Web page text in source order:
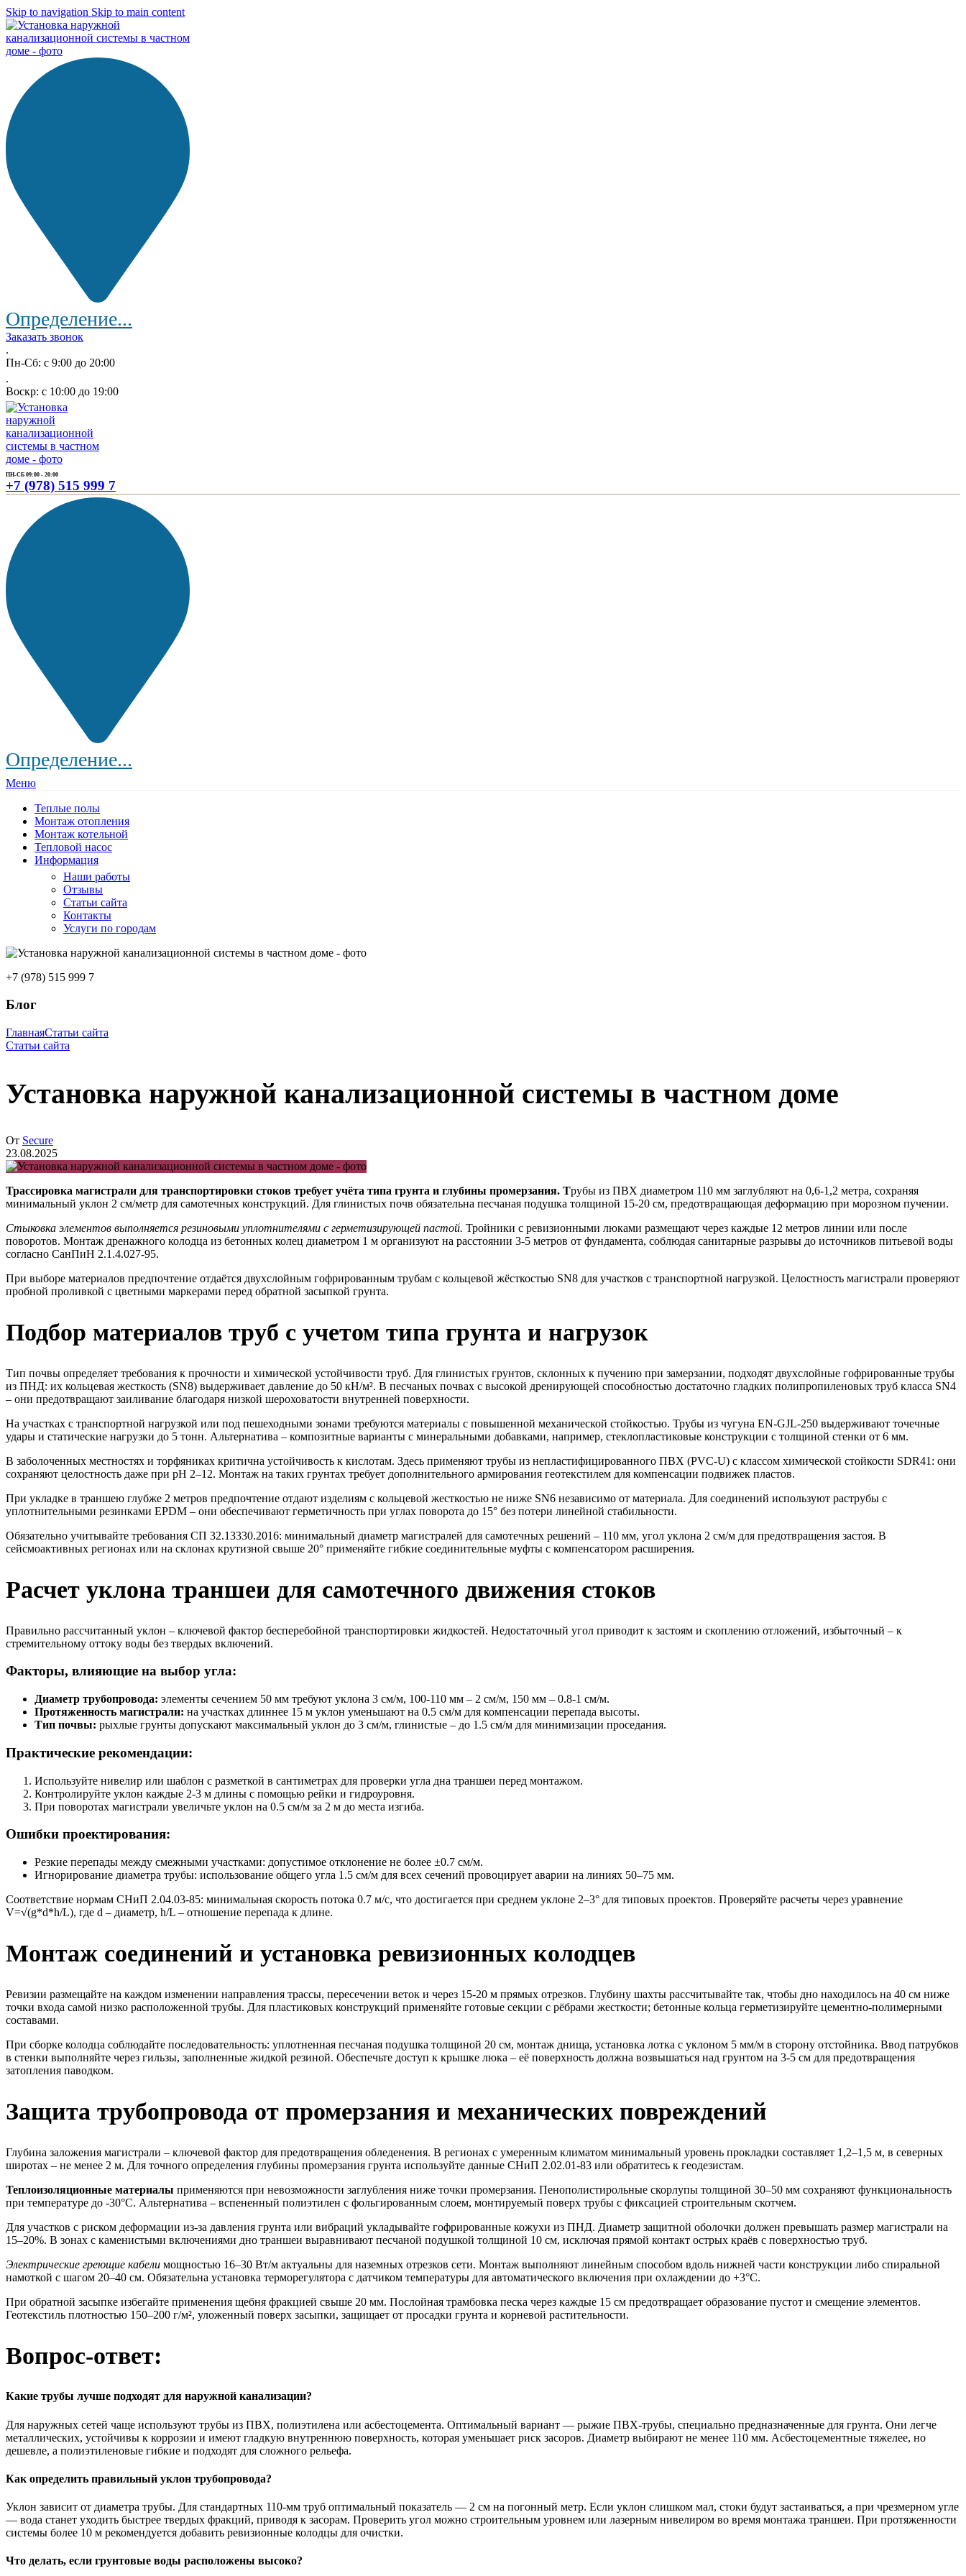
Skip to navigation Skip to main content
Определение...
Заказать звонок
.
Пн-Сб: с 9:00 до 20:00
.
Воскр: с 10:00 до 19:00
ПН-СБ 09:00 - 20:00
+7 (978) 515 999 7
Определение...
Меню
Теплые полы
Монтаж отопления
Монтаж котельной
Тепловой насос
Информация
Наши работы
Отзывы
Статьи сайта
Контакты
Услуги по городам
+7 (978) 515 999 7
Блог
ГлавнаяСтатьи сайта
Статьи сайта
Установка наружной канализационной системы в частном доме
От Secure
23.08.2025
Трассировка магистрали для транспортировки стоков требует учёта типа грунта и глубины промерзания. Трубы из ПВХ диаметром 110 мм заглубляют на 0,6-1,2 метра, сохраняя
минимальный уклон 2 см/метр для самотечных конструкций. Для глинистых почв обязательна песчаная подушка толщиной 15-20 см, предотвращающая деформацию при морозном пучении.
Стыковка элементов выполняется резиновыми уплотнителями с герметизирующей пастой. Тройники с ревизионными люками размещают через каждые 12 метров линии или после
поворотов. Монтаж дренажного колодца из бетонных колец диаметром 1 м организуют на расстоянии 3-5 метров от фундамента, соблюдая санитарные разрывы до источников питьевой воды
согласно СанПиН 2.1.4.027-95.
При выборе материалов предпочтение отдаётся двухслойным гофрированным трубам с кольцевой жёсткостью SN8 для участков с транспортной нагрузкой. Целостность магистрали проверяют
пробной проливкой с цветными маркерами перед обратной засыпкой грунта.
Подбор материалов труб с учетом типа грунта и нагрузок
Тип почвы определяет требования к прочности и химической устойчивости труб. Для глинистых грунтов, склонных к пучению при замерзании, подходят двухслойные гофрированные трубы
из ПНД: их кольцевая жесткость (SN8) выдерживает давление до 50 кН/м². В песчаных почвах с высокой дренирующей способностью достаточно гладких полипропиленовых труб класса SN4
– они предотвращают заиливание благодаря низкой шероховатости внутренней поверхности.
На участках с транспортной нагрузкой или под пешеходными зонами требуются материалы с повышенной механической стойкостью. Трубы из чугуна EN-GJL-250 выдерживают точечные
удары и статические нагрузки до 5 тонн. Альтернатива – композитные варианты с минеральными добавками, например, стеклопластиковые конструкции с толщиной стенки от 6 мм.
В заболоченных местностях и торфяниках критична устойчивость к кислотам. Здесь применяют трубы из непластифицированного ПВХ (PVC-U) с классом химической стойкости SDR41: они
сохраняют целостность даже при pH 2–12. Монтаж на таких грунтах требует дополнительного армирования геотекстилем для компенсации подвижек пластов.
При укладке в траншею глубже 2 метров предпочтение отдают изделиям с кольцевой жесткостью не ниже SN6 независимо от материала. Для соединений используют раструбы с
уплотнительными резинками EPDM – они обеспечивают герметичность при углах поворота до 15° без потери линейной стабильности.
Обязательно учитывайте требования СП 32.13330.2016: минимальный диаметр магистралей для самотечных решений – 110 мм, угол уклона 2 см/м для предотвращения застоя. В
сейсмоактивных регионах или на склонах крутизной свыше 20° применяйте гибкие соединительные муфты с компенсатором расширения.
Расчет уклона траншеи для самотечного движения стоков
Правильно рассчитанный уклон – ключевой фактор бесперебойной транспортировки жидкостей. Недостаточный угол приводит к застоям и скоплению отложений, избыточный – к
стремительному оттоку воды без твердых включений.
Факторы, влияющие на выбор угла:
Диаметр трубопровода: элементы сечением 50 мм требуют уклона 3 см/м, 100-110 мм – 2 см/м, 150 мм – 0.8-1 см/м.
Протяженность магистрали: на участках длиннее 15 м уклон уменьшают на 0.5 см/м для компенсации перепада высоты.
Тип почвы: рыхлые грунты допускают максимальный уклон до 3 см/м, глинистые – до 1.5 см/м для минимизации проседания.
Практические рекомендации:
Используйте нивелир или шаблон с разметкой в сантиметрах для проверки угла дна траншеи перед монтажом.
Контролируйте уклон каждые 2-3 м длины с помощью рейки и гидроуровня.
При поворотах магистрали увеличьте уклон на 0.5 см/м за 2 м до места изгиба.
Ошибки проектирования:
Резкие перепады между смежными участками: допустимое отклонение не более ±0.7 см/м.
Игнорирование диаметра трубы: использование общего угла 1.5 см/м для всех сечений провоцирует аварии на линиях 50–75 мм.
Соответствие нормам СНиП 2.04.03-85: минимальная скорость потока 0.7 м/с, что достигается при среднем уклоне 2–3° для типовых проектов. Проверяйте расчеты через уравнение
V=√(g*d*h/L), где d – диаметр, h/L – отношение перепада к длине.
Монтаж соединений и установка ревизионных колодцев
Ревизии размещайте на каждом изменении направления трассы, пересечении веток и через 15-20 м прямых отрезков. Глубину шахты рассчитывайте так, чтобы дно находилось на 40 см ниже
точки входа самой низко расположенной трубы. Для пластиковых конструкций применяйте готовые секции с рёбрами жесткости; бетонные кольца герметизируйте цементно-полимерными
составами.
При сборке колодца соблюдайте последовательность: уплотненная песчаная подушка толщиной 20 см, монтаж днища, установка лотка с уклоном 5 мм/м в сторону отстойника. Ввод патрубков
в стенки выполняйте через гильзы, заполненные жидкой резиной. Обеспечьте доступ к крышке люка – её поверхность должна возвышаться над грунтом на 3-5 см для предотвращения
затопления паводком.
Защита трубопровода от промерзания и механических повреждений
Глубина заложения магистрали – ключевой фактор для предотвращения обледенения. В регионах с умеренным климатом минимальный уровень прокладки составляет 1,2–1,5 м, в северных
широтах – не менее 2 м. Для точного определения глубины промерзания грунта используйте данные СНиП 2.02.01-83 или обратитесь к геодезистам.
Теплоизоляционные материалы применяются при невозможности заглубления ниже точки промерзания. Пенополистирольные скорлупы толщиной 30–50 мм сохраняют функциональность
при температуре до -30°C. Альтернатива – вспененный полиэтилен с фольгированным слоем, монтируемый поверх трубы с фиксацией строительным скотчем.
Для участков с риском деформации из-за давления грунта или вибраций укладывайте гофрированные кожухи из ПНД. Диаметр защитной оболочки должен превышать размер магистрали на
15–20%. В зонах с каменистыми включениями дно траншеи выравнивают песчаной подушкой толщиной 10 см, исключая прямой контакт острых краёв с поверхностью труб.
Электрические греющие кабели мощностью 16–30 Вт/м актуальны для наземных отрезков сети. Монтаж выполняют линейным способом вдоль нижней части конструкции либо спиральной
намоткой с шагом 20–40 см. Обязательна установка терморегулятора с датчиком температуры для автоматического включения при охлаждении до +3°C.
При обратной засыпке избегайте применения щебня фракцией свыше 20 мм. Послойная трамбовка песка через каждые 15 см предотвращает образование пустот и смещение элементов.
Геотекстиль плотностью 150–200 г/м², уложенный поверх засыпки, защищает от просадки грунта и корневой растительности.
Вопрос-ответ:
Какие трубы лучше подходят для наружной канализации?
Для наружных сетей чаще используют трубы из ПВХ, полиэтилена или асбестоцемента. Оптимальный вариант — рыжие ПВХ-трубы, специально предназначенные для грунта. Они легче
металлических, устойчивы к коррозии и имеют гладкую внутреннюю поверхность, которая уменьшает риск засоров. Диаметр выбирают не менее 110 мм. Асбестоцементные тяжелее, но
дешевле, а полиэтиленовые гибкие и подходят для сложного рельефа.
Как определить правильный уклон трубопровода?
Уклон зависит от диаметра трубы. Для стандартных 110-мм труб оптимальный показатель — 2 см на погонный метр. Если уклон слишком мал, стоки будут застаиваться, а при чрезмерном угле
— вода станет уходить быстрее твердых фракций, приводя к засорам. Проверить угол можно строительным уровнем или лазерным нивелиром во время монтажа траншеи. При протяженности
системы более 10 м рекомендуется добавить ревизионные колодцы для очистки.
Что делать, если грунтовые воды расположены высоко?